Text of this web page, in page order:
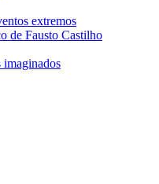
extremos
de Fausto Castilho